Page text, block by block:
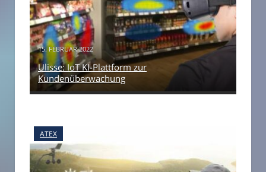
15. FEBRUAR 2022
Ulisse: IoT KI-Plattform zur
Kundenüberwachung
ATEX